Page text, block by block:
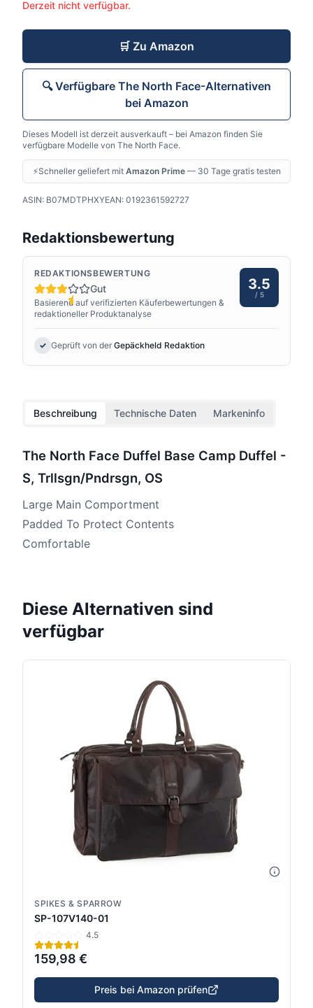
Derzeit nicht verfügbar.
🛒 Zu Amazon
🔍 Verfügbare The North Face-Alternativen
bei Amazon
Dieses Modell ist derzeit ausverkauft – bei Amazon finden Sie
verfügbare Modelle von The North Face.
⚡Schneller geliefert mit Amazon Prime— 30 Tage gratis testen
ASIN: B07MDTPHXYEAN: 0192361592727
Redaktionsbewertung
REDAKTIONSBEWERTUNG
Gut
Basierend auf verifizierten Käuferbewertungen &
redaktioneller Produktanalyse
3.5
/ 5
✓ Geprüft von der Gepäckheld Redaktion
Beschreibung Technische Daten Markeninfo
The North Face Duffel Base Camp Duffel -
S, Trllsgn/Pndrsgn, OS
Large Main Comportment
Padded To Protect Contents
Comfortable
Diese Alternativen sind
verfügbar
SPIKES & SPARROW
SP-107V140-01
4.5
159,98 €
Preis bei Amazon prüfen